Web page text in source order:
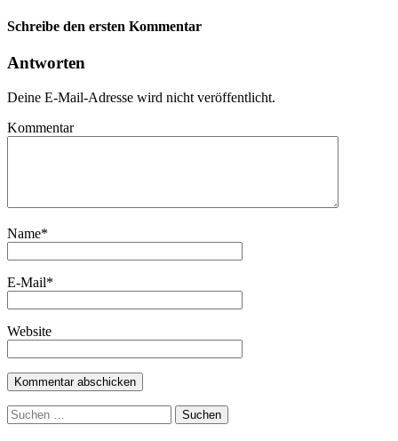
Schreibe den ersten Kommentar
Antworten
Deine E-Mail-Adresse wird nicht veröffentlicht.
Kommentar
Name*
E-Mail*
Website
Suchen
nach: